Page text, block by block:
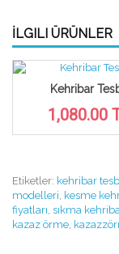
Püskül Boy : 114
Tesbih Uzunluğu
Tesbih Uzunluğu
ısıtılırsa
alevle, hoş bir
nedeniyle,
İLGILI ÜRÜNLER
Kehribar
1,080.00
Etiketler: kehribar
modelleri kesme
fiyatları sıkma
kazaz örme